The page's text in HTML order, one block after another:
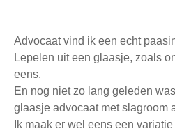
Advocaat vind ik een echt
Lepelen uit een glaasje, zoals
eens.
En nog niet zo lang geleden
glaasje advocaat met slagroom
Ik maak er wel eens een